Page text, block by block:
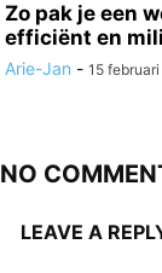
Zo pak je een
efficiënt en
Arie-Jan - 15
NO
LEAVE A